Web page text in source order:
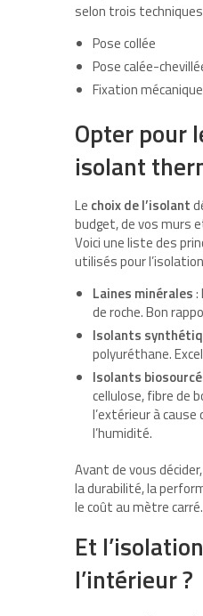
selon trois
Pose collée
Pose calée-
Fixation
Opter pour
isolant
Le choix de l’isolant
budget, de vos murs
Voici une liste des
utilisés pour
Laines minérales:
de roche. Bon
Isolants
polyuréthane.
Isolants
cellulose, fibre de
l’extérieur à
l’humidité.
Avant de vous
la durabilité, la
le coût au mètre carré.
Et
l’intérieur ?